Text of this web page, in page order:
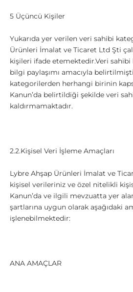
5 Üçüncü Kişiler
Yukarıda yer verilen veri sahibi
Ürünleri İmalat ve Ticaret Ltd Şti
kişileri ifade etemektedir.Veri
bilgi paylaşımı amacıyla
kategorilerden herhangi birinin
Kanun’da belirtildiği şekilde veri
kaldırmamaktadır.
2.2.Kişisel Veri İşleme Amaçları
Lybre Ahşap Ürünleri İmalat ve
kişisel verileriniz ve özel nitelikli
Kanun’da ve ilgili mevzuatta yer
şartlarına uygun olarak aşağıdaki
işlenebilmektedir:
ANA AMAÇLAR